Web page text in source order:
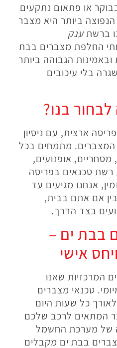
או פתאום נתקעים
ביותר היא מצבר
ברשתענק
החלפת מצברים בבת
הגבוהה ביותר
בלי עיכובים
בנו?
ארצית, עם ניסיון
מתמחים בכל
מסחריים, אופנועים,
רשת טכנאים בפריסה
אנחנו מגיעים עד
אם אתם בבית,
בצד הדרך.
בבת ים –
אישי
המרכזיות שאנו
טכנאי מצברים
כל שעות היום
המתאים לרכב שלכם
של מערכת החשמל
בבת ים מקבלים